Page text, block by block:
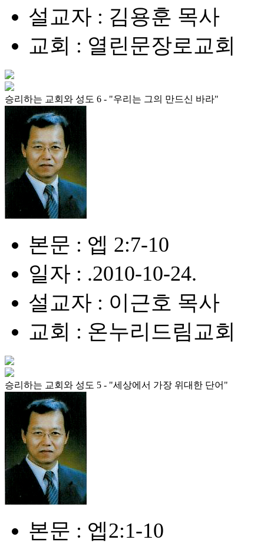
설교자 : 김용훈 목사
교회 : 열린문장로교회
승리하는 교회와 성도 6 - "우리는 그의 만드신 바라"
본문 : 엡 2:7-10
일자 : .2010-10-24.
설교자 : 이근호 목사
교회 : 온누리드림교회
승리하는 교회와 성도 5 - "세상에서 가장 위대한 단어"
본문 : 엡2:1-10